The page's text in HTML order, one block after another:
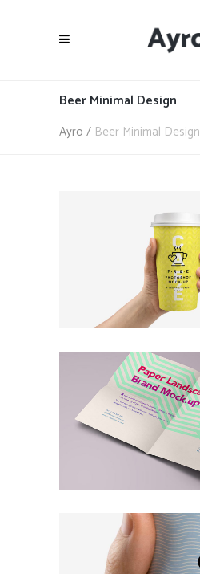
Beer Minimal Design
Ayro / Beer Minimal Design